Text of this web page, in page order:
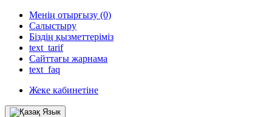
Менің отырғызу (0)
Салыстыру
Біздің қызметтеріміз
text_tarif
Сайттағы жарнама
text_faq
Жеке кабинетіне
Язык